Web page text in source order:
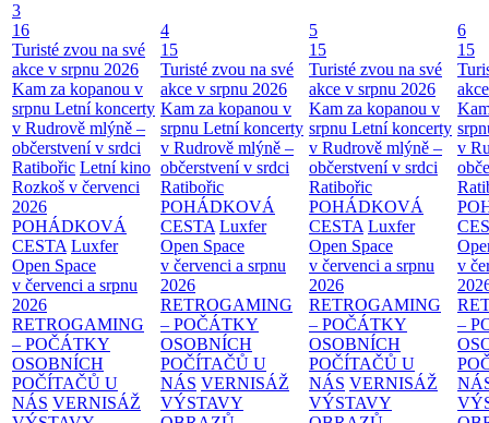
3
16
Turisté zvou na své
akce v srpnu 2026
Kam za kopanou v
srpnu Letní koncerty
v Rudrově mlýně –
občerstvení v srdci
Ratibořic Letní kino
Rozkoš v červenci
2026
POHÁDKOVÁ
CESTA Luxfer
Open Space
v červenci a srpnu
2026
RETROGAMING
– POČÁTKY
OSOBNÍCH
POČÍTAČŮ U
NÁS VERNISÁŽ
4
15
Turisté zvou na své
akce v srpnu 2026
Kam za kopanou v
srpnu Letní koncerty
v Rudrově mlýně –
občerstvení v srdci
Ratibořic
POHÁDKOVÁ
CESTA Luxfer
Open Space
v červenci a srpnu
2026
RETROGAMING
– POČÁTKY
OSOBNÍCH
POČÍTAČŮ U
NÁS VERNISÁŽ
VÝSTAVY
5
15
Turisté zvou na své
akce v srpnu 2026
Kam za kopanou v
srpnu Letní koncerty
v Rudrově mlýně –
občerstvení v srdci
Ratibořic
POHÁDKOVÁ
CESTA Luxfer
Open Space
v červenci a srpnu
2026
RETROGAMING
– POČÁTKY
OSOBNÍCH
POČÍTAČŮ U
NÁS VERNISÁŽ
VÝSTAVY
6
15
v
v
–